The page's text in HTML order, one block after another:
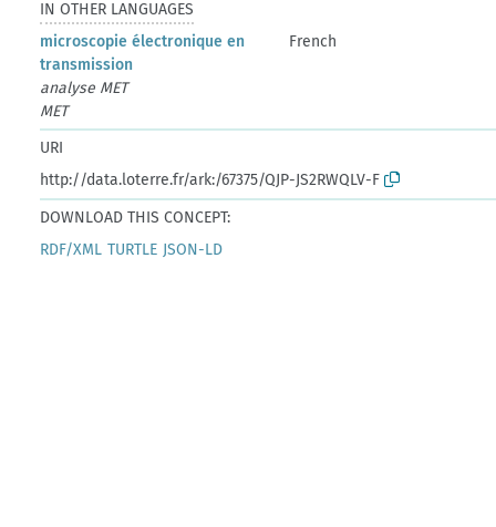
IN OTHER LANGUAGES
microscopie électronique en
transmission
French
analyse MET
MET
URI
http://data.loterre.fr/ark:/67375/QJP-JS2RWQLV-F
DOWNLOAD THIS CONCEPT:
RDF/XML TURTLE JSON-LD